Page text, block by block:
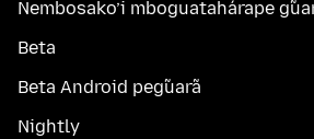
Ñembosako’i mboguatahárape
Beta
Beta Android peg̃uarã
Nightly